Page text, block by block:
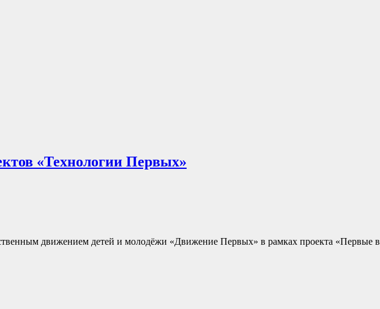
«Технологии Первых»
движением детей и молодёжи «Движение Первых» в рамках проекта «Первые в